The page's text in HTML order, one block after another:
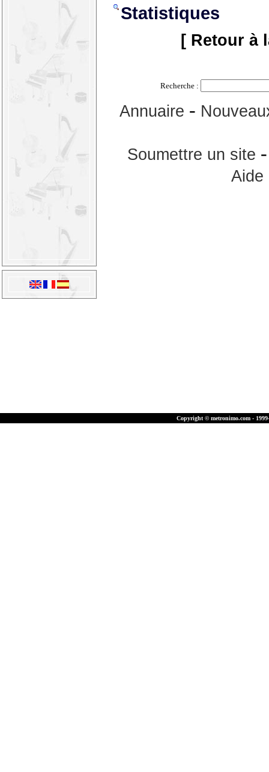
Statistiques
[ Retour à
Recherche :
Annuaire -
Soumettre un site
Aide
Copyright © metronimo.com -